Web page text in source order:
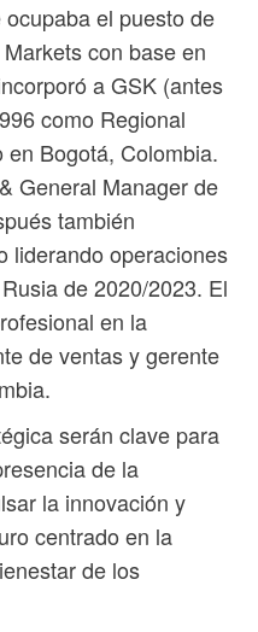
el puesto de
con base en
a GSK (antes
como Regional
Bogotá, Colombia.
General Manager de
también
liderando operaciones
de 2020/2023. El
en la
de ventas y gerente
serán clave para
de la
la innovación y
centrado en la
de los